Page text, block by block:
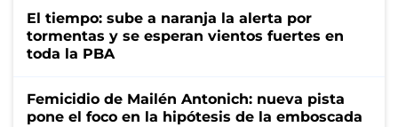
El tiempo: sube a naranja la alerta por
tormentas y se esperan vientos fuertes en
toda la PBA
Femicidio de Mailén Antonich: nueva pista
pone el foco en la hipótesis de la emboscada